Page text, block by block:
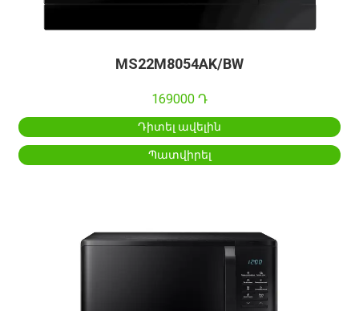
MS22M8054AK/BW
169000 Դ
Դիտել ավելին
Պատվիրել